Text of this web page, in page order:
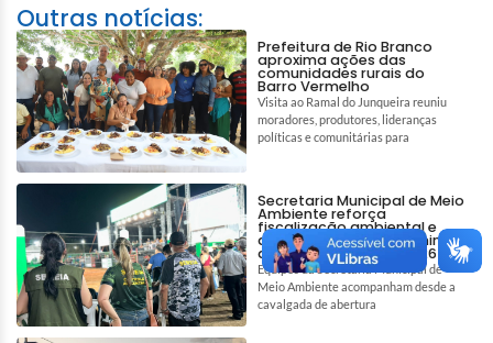
Outras notícias:
Prefeitura de Rio Branco
aproxima ações das
comunidades rurais do
Barro Vermelho
Visita ao Ramal do Junqueira reuniu
moradores, produtores, lideranças
políticas e comunitárias para
Secretaria Municipal de Meio
Ambiente reforça
fiscalização ambiental e
ações de bem-estar animal
durante a Expoacre 2026
Equipes da Secretaria Municipal de
Meio Ambiente acompanham desde a
cavalgada de abertura